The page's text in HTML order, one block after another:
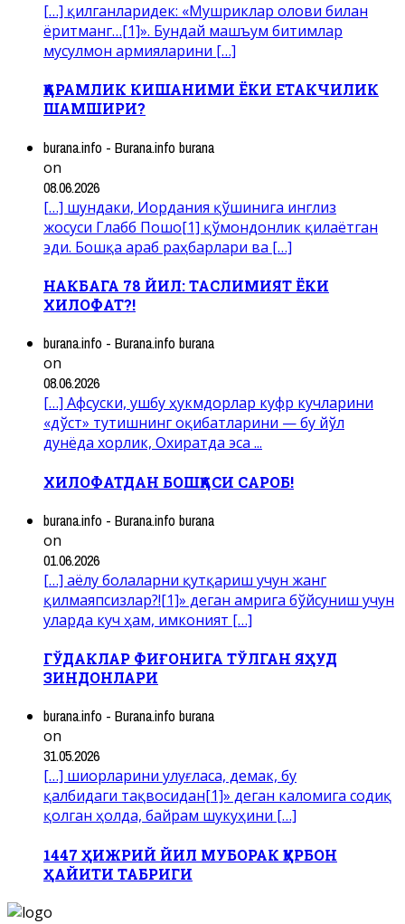
[…] қилганларидек: «Мушриклар олови билан
ёритманг…[1]». Бундай машъум битимлар
мусулмон армияларини […]
ҚАРАМЛИК КИШАНИМИ ЁКИ ЕТАКЧИЛИК
ШАМШИРИ?
burana.info - Burana.info burana
on
08.06.2026
[…] шундаки, Иордания қўшинига инглиз
жосуси Глабб Пошо[1] қўмондонлик қилаётган
эди. Бошқа араб раҳбарлари ва […]
НАКБАГА 78 ЙИЛ: ТАСЛИМИЯТ ЁКИ
ХИЛОФАТ?!
burana.info - Burana.info burana
on
08.06.2026
[…] Афсуски, ушбу ҳукмдорлар куфр кучларини
«дўст» тутишнинг оқибатларини — бу йўл
дунёда хорлик, Охиратда эса ...
ХИЛОФАТДАН БОШҚАСИ САРОБ!
burana.info - Burana.info burana
on
01.06.2026
[…] аёлу болаларни қутқариш учун жанг
қилмаяпсизлар?![1]» деган амрига бўйсуниш учун
уларда куч ҳам, имконият […]
ГЎДАКЛАР ФИҒОНИГА ТЎЛГАН ЯҲУД
ЗИНДОНЛАРИ
burana.info - Burana.info burana
on
31.05.2026
[…] шиорларини улуғласа, демак, бу
қалбидаги тақвосидан[1]» деган каломига содиқ
қолган ҳолда, байрам шукуҳини […]
1447 ҲИЖРИЙ ЙИЛ МУБОРАК ҚУРБОН
ҲАЙИТИ ТАБРИГИ